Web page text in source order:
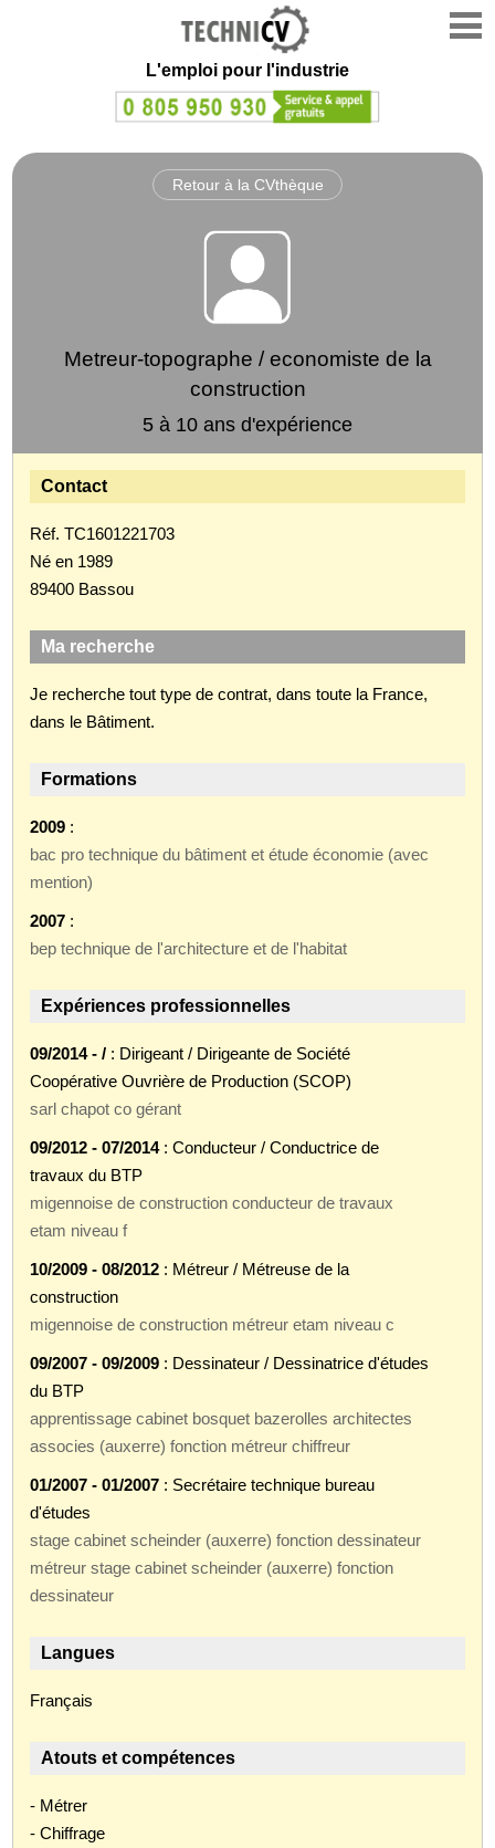
L'emploi pour l'industrie
Retour à la CVthèque
Metreur-topographe / economiste de la
construction
5 à 10 ans d'expérience
Contact
Réf. TC1601221703
Né en 1989
89400 Bassou
Ma recherche
Je recherche tout type de contrat, dans toute la France,
dans le Bâtiment.
Formations
2009 :
bac pro technique du bâtiment et étude économie (avec
mention)
2007 :
bep technique de l'architecture et de l'habitat
Expériences professionnelles
09/2014 - / : Dirigeant / Dirigeante de Société
Coopérative Ouvrière de Production (SCOP)
sarl chapot co gérant
09/2012 - 07/2014: Conducteur / Conductrice de
travaux du BTP
migennoise de construction conducteur de travaux
etam niveau f
10/2009 - 08/2012 : Métreur / Métreuse de la
construction
migennoise de construction métreur etam niveau c
09/2007 - 09/2009 : Dessinateur / Dessinatrice d'études
du BTP
apprentissage cabinet bosquet bazerolles architectes
associes (auxerre) fonction métreur chiffreur
01/2007 - 01/2007 : Secrétaire technique bureau
d'études
stage cabinet scheinder (auxerre) fonction dessinateur
métreur stage cabinet scheinder (auxerre) fonction
dessinateur
Langues
Français
Atouts et compétences
- Métrer
- Chiffrage